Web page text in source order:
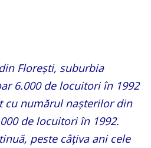
Florești, suburbia
6.000 de locuitori în 1992
cu numărul nașterilor din
de locuitori în 1992.
peste câțiva ani cele